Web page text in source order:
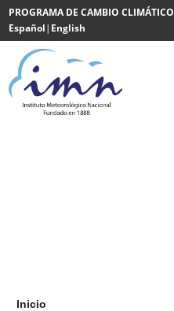
Saltar al contenido
PROGRAMA DE CAMBIO CLIMÁTICO
Español| English
Powered
by
Translate
Inicio